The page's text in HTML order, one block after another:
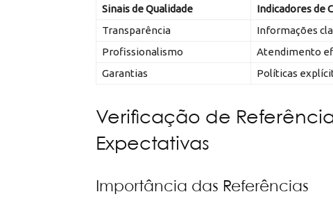
Sinais de Qualidade
Indicadores de
Transparência
Informações
Profissionalismo
Atendimento
Garantias
Políticas
Verificação de
Expectativas
Importância das Referências